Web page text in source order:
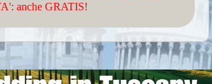
anche GRATIS!